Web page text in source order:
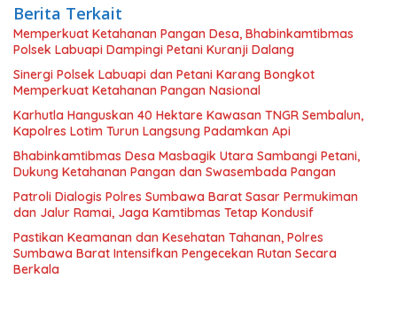
Berita Terkait
Memperkuat Ketahanan Pangan Desa, Bhabinkamtibmas
Polsek Labuapi Dampingi Petani Kuranji Dalang
Sinergi Polsek Labuapi dan Petani Karang Bongkot
Memperkuat Ketahanan Pangan Nasional
Karhutla Hanguskan 40 Hektare Kawasan TNGR Sembalun,
Kapolres Lotim Turun Langsung Padamkan Api
Bhabinkamtibmas Desa Masbagik Utara Sambangi Petani,
Dukung Ketahanan Pangan dan Swasembada Pangan
Patroli Dialogis Polres Sumbawa Barat Sasar Permukiman
dan Jalur Ramai, Jaga Kamtibmas Tetap Kondusif
Pastikan Keamanan dan Kesehatan Tahanan, Polres
Sumbawa Barat Intensifkan Pengecekan Rutan Secara
Berkala